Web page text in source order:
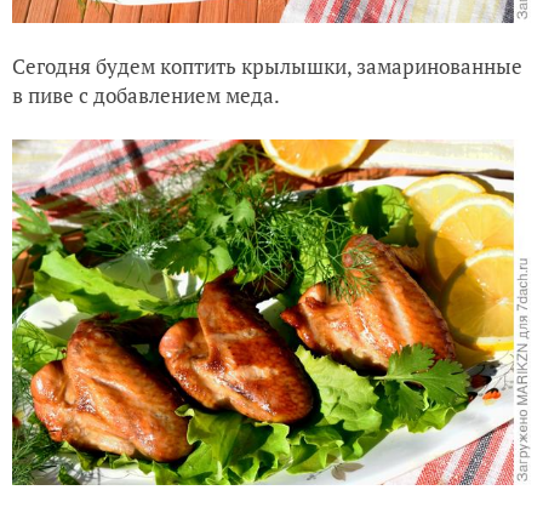
Сегодня будем коптить крылышки, замаринованные
в пиве с добавлением меда.